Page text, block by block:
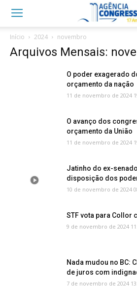
Início 2024 novembro
Arquivos Mensais:
O poder exagerado
orçamento da nação
11 de novembro de 2024
O avanço dos
orçamento da União
11 de novembro de 2024
Jatinho do ex-
disposição dos
10 de novembro de 2024
STF vota para Collor
9 de novembro de 2024
Nada mudou no BC:
de juros com
7 de novembro de 2024